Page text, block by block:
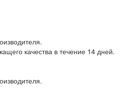
качества в течение 14 дней.